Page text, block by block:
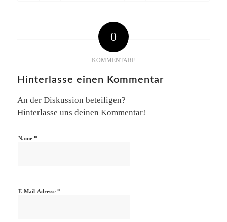
0
KOMMENTARE
Hinterlasse einen Kommentar
An der Diskussion beteiligen?
Hinterlasse uns deinen Kommentar!
Name *
E-Mail-Adresse *